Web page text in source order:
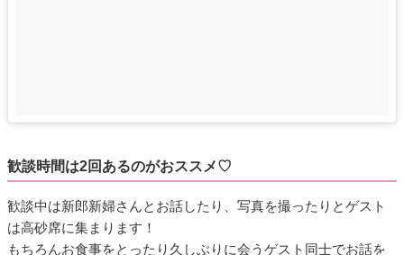
歓談時間は2回あるのがおススメ♡
歓談中は新郎新婦さんとお話したり、写真を撮ったりとゲスト
は高砂席に集まります！
もちろんお食事をとったり久しぶりに会うゲスト同士でお話を